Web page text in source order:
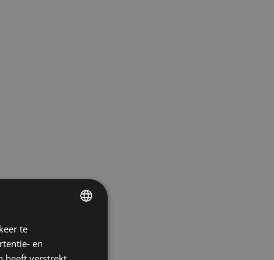
te
en